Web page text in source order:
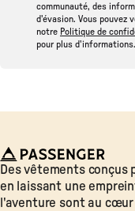
communauté, des
d'évasion. Vous pouvez
notre Politique de
pour plus d'informations.
Passenger
Des vêtements conçus
en laissant une
l'aventure sont au